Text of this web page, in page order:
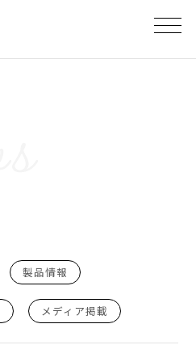
製品情報
メディア掲載